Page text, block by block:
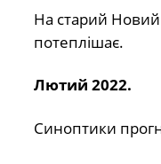
На старий Новий
потеплішає.
Лютий 2022.
Синоптики